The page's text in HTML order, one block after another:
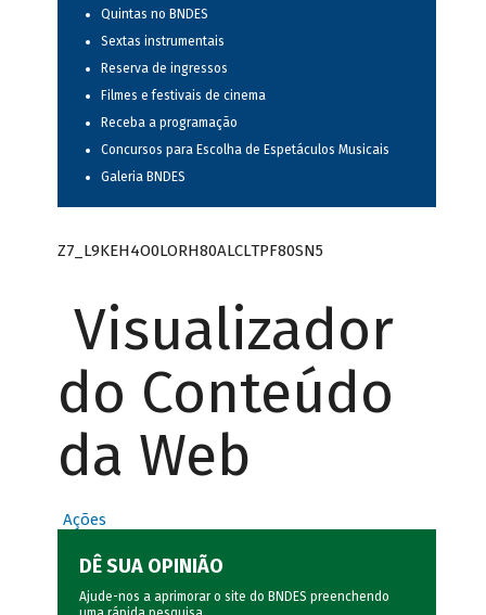
Quintas no BNDES
Sextas instrumentais
Reserva de ingressos
Filmes e festivais de cinema
Receba a programação
Concursos para Escolha de Espetáculos Musicais
Galeria BNDES
Z7_L9KEH4O0LORH80ALCLTPF80SN5
Visualizador
do Conteúdo
da Web
Ações
DÊ SUA OPINIÃO
Ajude-nos a aprimorar o site do BNDES preenchendo